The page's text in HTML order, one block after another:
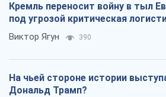
Кремль переносит войну в тыл
под угрозой критическая
Виктор Ягун 390
На чьей стороне истории
Дональд Трамп?